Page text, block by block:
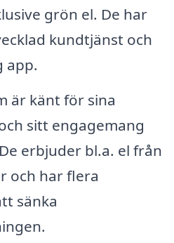
grön el. De har
kundtjänst och
app.
är känt för sina
sitt engagemang
erbjuder bl.a. el från
och har flera
sänka